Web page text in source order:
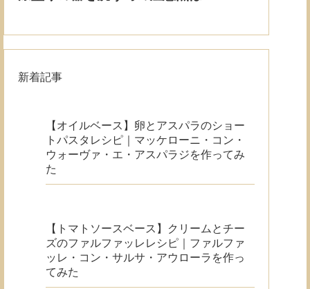
新着記事
【オイルベース】卵とアスパラのショー
トパスタレシピ｜マッケローニ・コン・
ウォーヴァ・エ・アスパラジを作ってみ
た
【トマトソースベース】クリームとチー
ズのファルファッレレシピ｜ファルファ
ッレ・コン・サルサ・アウローラを作っ
てみた